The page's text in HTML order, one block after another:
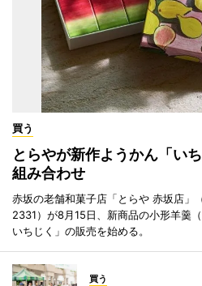
買う
とらやが新作ようかん「い
組み合わせ
赤坂の老舗和菓子店「とらや 赤坂店
2331）が8月15日、新商品の小形羊羹
いちじく」の販売を始める。
買う